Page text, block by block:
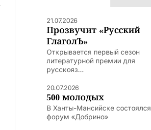
21.07.2026
Прозвучит «Русский
ГлаголЪ»
Открывается первый сезон
литературной премии для
русскояз...
20.07.2026
500 молодых
В Ханты-Мансийске состоялся
форум «Добрино»